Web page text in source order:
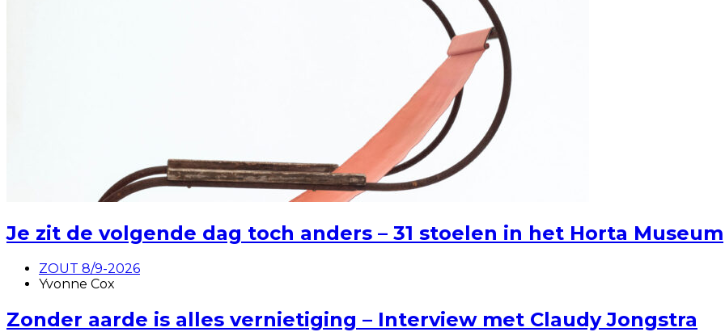
Je zit de volgende dag toch anders – 31 stoelen in het Horta Museum
ZOUT 8/9-2026
Yvonne Cox
Zonder aarde is alles vernietiging – Interview met Claudy Jongstra